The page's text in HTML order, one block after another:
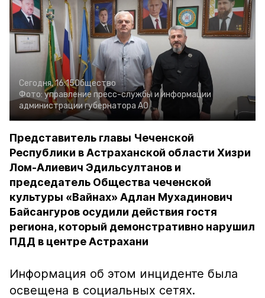
Сегодня, 16:15Общество
Фото: управление пресс-службы и информации
администрации губернатора АО
Представитель главы Чеченской
Республики в Астраханской области Хизри
Лом-Алиевич Эдильсултанов и
председатель Общества чеченской
культуры «Вайнах» Адлан Мухадинович
Байсангуров осудили действия гостя
региона, который демонстративно нарушил
ПДД в центре Астрахани
Информация об этом инциденте была
освещена в социальных сетях.